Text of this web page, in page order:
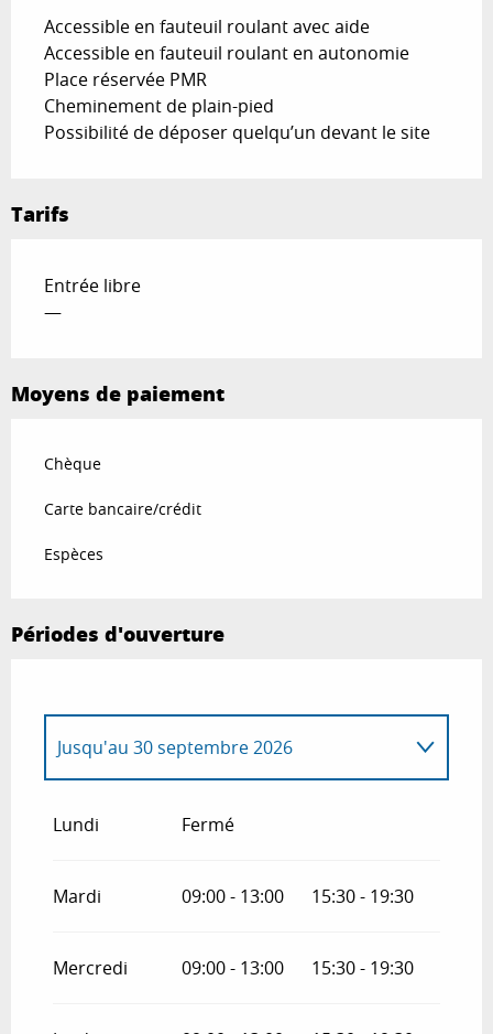
Accessible en fauteuil roulant avec aide
Accessible en fauteuil roulant en autonomie
Place réservée PMR
Cheminement de plain-pied
Possibilité de déposer quelqu’un devant le site
Tarifs
Entrée libre
—
Moyens de paiement
Chèque
Carte bancaire/crédit
Espèces
Périodes d'ouverture
Jusqu'au 30 septembre 2026
au
Lundi Fermé
Mardi 09:00 - 13:00 15:30 - 19:30
Mercredi 09:00 - 13:00 15:30 - 19:30